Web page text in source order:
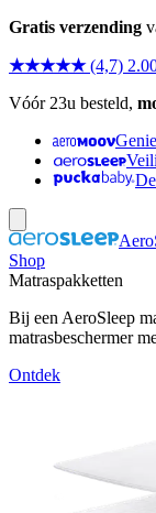
Gratis verzending
★★★★★ (4,7)
Vóór 23u besteld,
Shop
Matraspakketten
Bij een AeroSleep
matrasbeschermer
Ontdek